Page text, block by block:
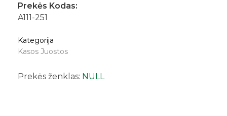
Prekės Kodas:
A111-251
Kategorija
Kasos Juostos
Prekės ženklas: NULL